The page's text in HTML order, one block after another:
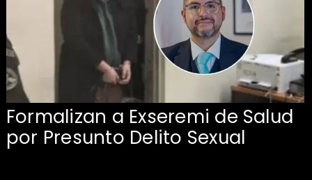
Formalizan a Exseremi de Salud
por Presunto Delito Sexual